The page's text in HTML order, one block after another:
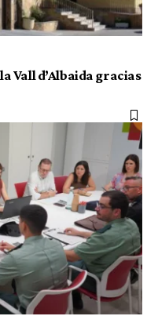
Vall d’Albaida gracias